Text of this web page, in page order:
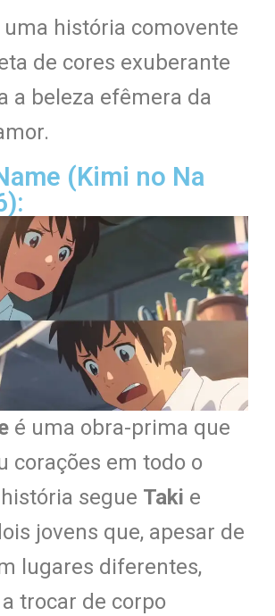
história comovente
de cores exuberante
a beleza efêmera da
(Kimi no Na
é uma obra-prima que
corações em todo o
segue Taki e
jovens que, apesar de
lugares diferentes,
trocar de corpo